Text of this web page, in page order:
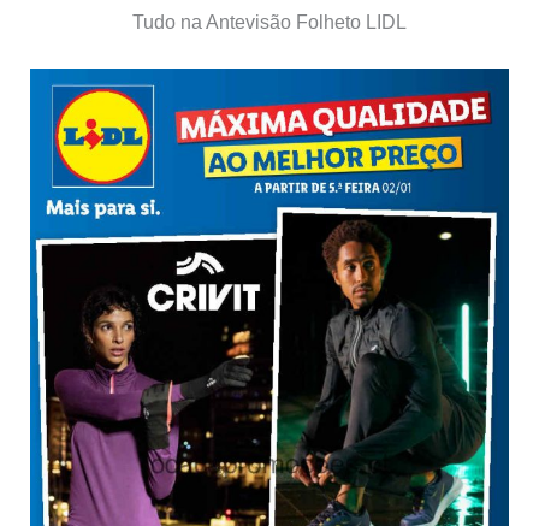
Tudo na Antevisão Folheto LIDL